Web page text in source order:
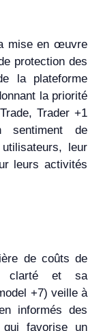
mise en œuvre
protection des
la plateforme
la priorité
Trader +1
sentiment de
leur
leurs activités
de coûts de
clarté et sa
+7) veille à
informés des
favorise un